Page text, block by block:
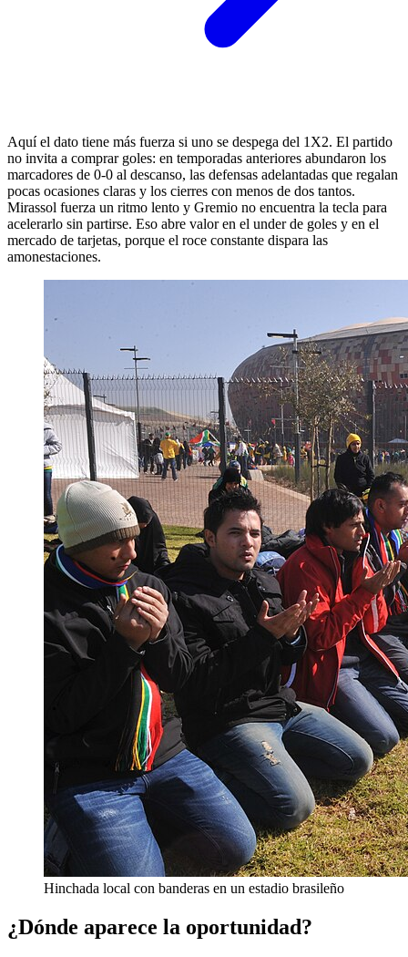
Aquí el dato tiene más fuerza si uno se despega del 1X2. El partido
no invita a comprar goles: en temporadas anteriores abundaron los
marcadores de 0-0 al descanso, las defensas adelantadas que regalan
pocas ocasiones claras y los cierres con menos de dos tantos.
Mirassol fuerza un ritmo lento y Gremio no encuentra la tecla para
acelerarlo sin partirse. Eso abre valor en el under de goles y en el
mercado de tarjetas, porque el roce constante dispara las
amonestaciones.
Hinchada local con banderas en un estadio brasileño
¿Dónde aparece la oportunidad?